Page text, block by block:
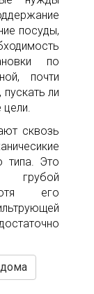
посуды,
по
почти
ли
сквозь
типа. Это
грубой
его